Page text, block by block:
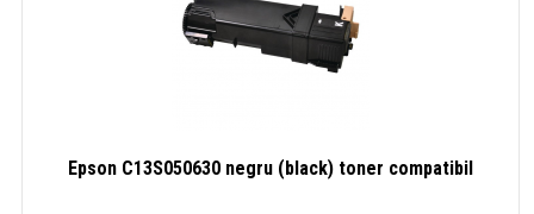
Epson C13S050630 negru (black) toner compatibil